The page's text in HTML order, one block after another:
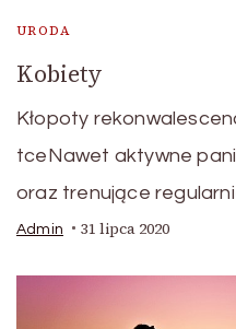
URODA
Kobiety
Kłopoty
tceNawet aktywne
oraz trenujące
Admin 31 lipca 2020